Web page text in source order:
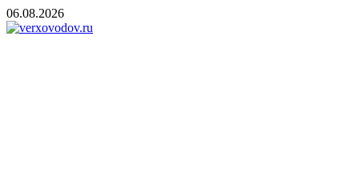
Skip
to
06.08.2026